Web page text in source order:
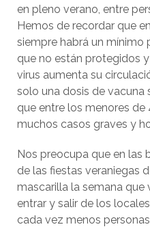
en pleno verano, entre
Hemos de recordar que
siempre habrá un mínimo
que no están protegidos
virus aumenta su
solo una dosis de vacuna
que entre los menores
muchos casos graves y
Nos preocupa que en las
de las fiestas veraniegas
mascarilla la semana que
entrar y salir de los
cada vez menos